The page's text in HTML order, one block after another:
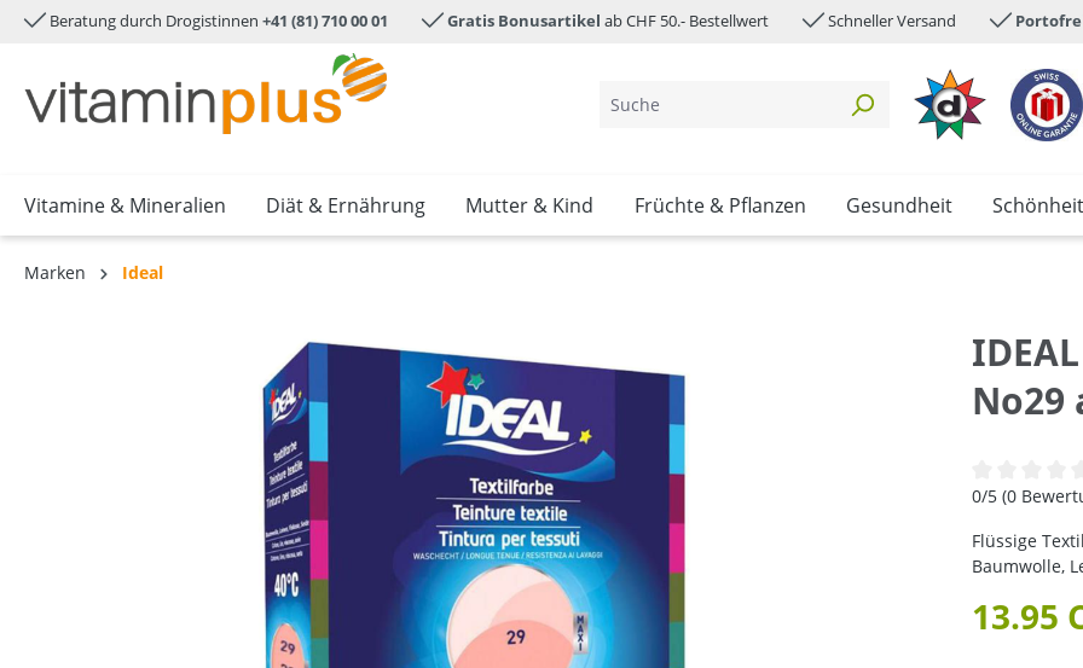
springen Zur Hauptnavigation springen
Beratung durch Drogistinnen +41 (81) 710 00 01 Gratis Bonusartikel ab CHF 50.- Bestellwert Schneller Versand
Vitamine & Mineralien Diät & Ernährung Mutter & Kind Früchte & Pflanzen Gesundheit
Marken Ideal
No29
0/5 (0
Flüssige
Baumwolle,
13.95